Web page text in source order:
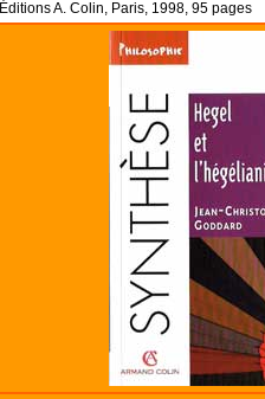
Éditions A. Colin, Paris, 1998, 95 pages